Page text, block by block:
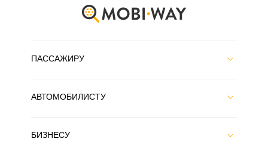
ПАССАЖИРУ
АВТОМОБИЛИСТУ
БИЗНЕСУ